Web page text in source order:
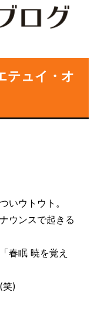
テュイ・オ
いウトウト。
ウンスで起きる
春眠 暁を覚え
笑)